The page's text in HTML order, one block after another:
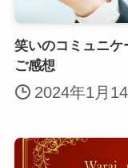
笑いのコミュニ
ご感想
2024年1月14